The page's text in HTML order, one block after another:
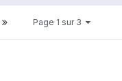
Page 1 sur 3